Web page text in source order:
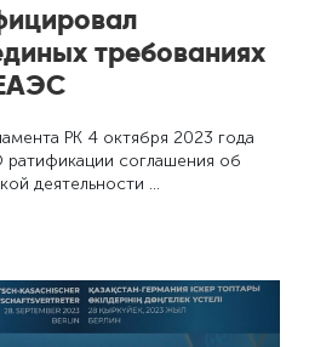
требованиях
РК 4 октября 2023 года
ратификации соглашения об
деятельности …